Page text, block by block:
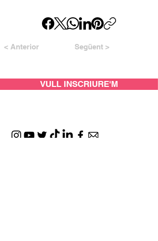
< Anterior Següent >
VULL INSCRIURE'M